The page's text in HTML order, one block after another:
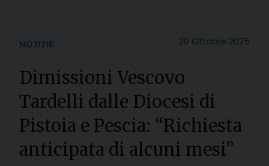
20 Ottobre 2025
NOTIZIE
Dimissioni Vescovo
Tardelli dalle Diocesi di
Pistoia e Pescia: “Richiesta
anticipata di alcuni mesi”